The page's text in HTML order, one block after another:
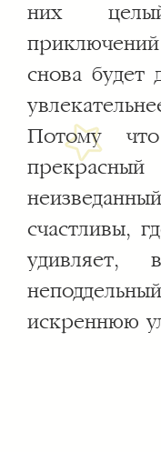
них
снова будет
Потому
счастливы,
удивляет,
искреннюю